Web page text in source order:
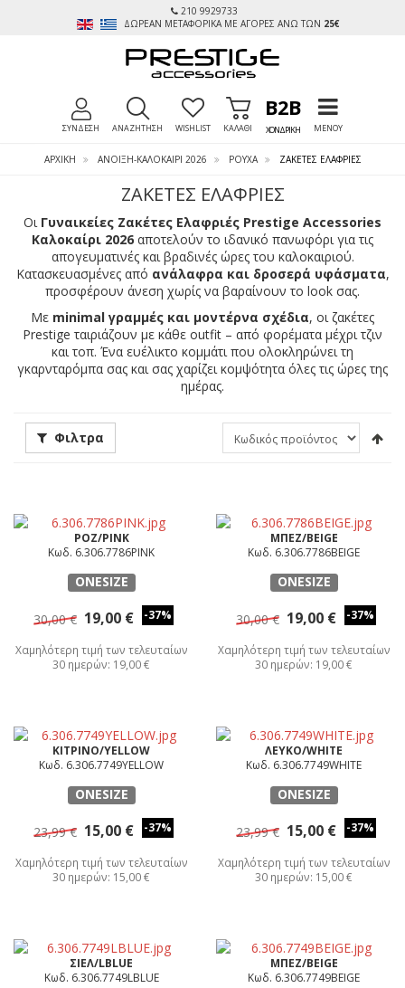
210 9929733
ΔΩΡΕΑΝ ΜΕΤΑΦΟΡΙΚΑ ΜΕ ΑΓΟΡΕΣ ΑΝΩ ΤΩΝ 25€
ΣΥΝΔΕΣΗ ΑΝΑΖΗΤΗΣΗ WISHLIST ΚΑΛΑΘΙ
B2B
ΧΟΝΔΡΙΚΗ
TOGGLE
ΜΕΝΟΥ
ΑΡΧΙΚΉ ΑΝΟΙΞΗ-ΚΑΛΟΚΑΙΡΙ 2026 ΡΟΥΧΑ ΖΑΚΈΤΕΣ ΕΛΑΦΡΙΈΣ
ΖΑΚΈΤΕΣ ΕΛΑΦΡΙΈΣ
Οι Γυναικείες Ζακέτες Ελαφριές Prestige Accessories
Καλοκαίρι 2026 αποτελούν το ιδανικό πανωφόρι για τις
απογευματινές και βραδινές ώρες του καλοκαιριού.
Κατασκευασμένες από ανάλαφρα και δροσερά υφάσματα,
προσφέρουν άνεση χωρίς να βαραίνουν το look σας.
Με minimal γραμμές και μοντέρνα σχέδια, οι ζακέτες
Prestige ταιριάζουν με κάθε outfit – από φορέματα μέχρι τζιν
και τοπ. Ένα ευέλικτο κομμάτι που ολοκληρώνει τη
γκαρνταρόμπα σας και σας χαρίζει κομψότητα όλες τις ώρες της
ημέρας.
Φιλτρα
ΡΟΖ/PINK
Κωδ. 6.306.7786PINK
ONESIZE
30,00 € 19,00 € -37%
Χαμηλότερη τιμή των τελευταίων
30 ημερών: 19,00 €
ΜΠΕΖ/BEIGE
Κωδ. 6.306.7786BEIGE
ONESIZE
30,00 € 19,00 € -37%
Χαμηλότερη τιμή των τελευταίων
30 ημερών: 19,00 €
ΚΙΤΡΙΝΟ/YELLOW
Κωδ. 6.306.7749YELLOW
ONESIZE
23,99 € 15,00 € -37%
Χαμηλότερη τιμή των τελευταίων
30 ημερών: 15,00 €
ΛΕΥΚΟ/WHITE
Κωδ. 6.306.7749WHITE
ONESIZE
23,99 € 15,00 € -37%
Χαμηλότερη τιμή των τελευταίων
30 ημερών: 15,00 €
ΣΙΕΛ/LBLUE
Κωδ. 6.306.7749LBLUE
ΜΠΕΖ/BEIGE
Κωδ. 6.306.7749BEIGE